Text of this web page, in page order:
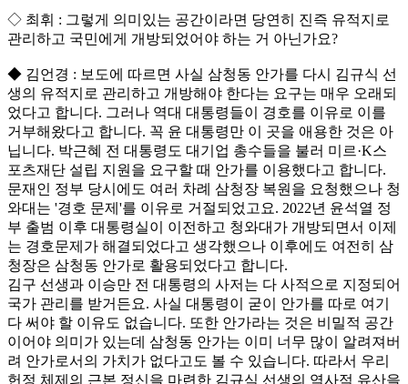
◇ 최휘 : 그렇게 의미있는 공간이라면 당연히 진즉 유적지로
관리하고 국민에게 개방되었어야 하는 거 아닌가요?
◆ 김언경 : 보도에 따르면 사실 삼청동 안가를 다시 김규식 선
생의 유적지로 관리하고 개방해야 한다는 요구는 매우 오래되
었다고 합니다. 그러나 역대 대통령들이 경호를 이유로 이를
거부해왔다고 합니다. 꼭 윤 대통령만 이 곳을 애용한 것은 아
닙니다. 박근혜 전 대통령도 대기업 총수들을 불러 미르·K스
포츠재단 설립 지원을 요구할 때 안가를 이용했다고 합니다.
문재인 정부 당시에도 여러 차례 삼청장 복원을 요청했으나 청
와대는 '경호 문제'를 이유로 거절되었고요. 2022년 윤석열 정
부 출범 이후 대통령실이 이전하고 청와대가 개방되면서 이제
는 경호문제가 해결되었다고 생각했으나 이후에도 여전히 삼
청장은 삼청동 안가로 활용되었다고 합니다.
김구 선생과 이승만 전 대통령의 사저는 다 사적으로 지정되어
국가 관리를 받거든요. 사실 대통령이 굳이 안가를 따로 여기
다 써야 할 이유도 없습니다. 또한 안가라는 것은 비밀적 공간
이어야 의미가 있는데 삼청동 안가는 이미 너무 많이 알려져버
려 안가로서의 가치가 없다고도 볼 수 있습니다. 따라서 우리
헌정 체제의 근본 정신을 마련한 김규식 선생의 역사적 유산을